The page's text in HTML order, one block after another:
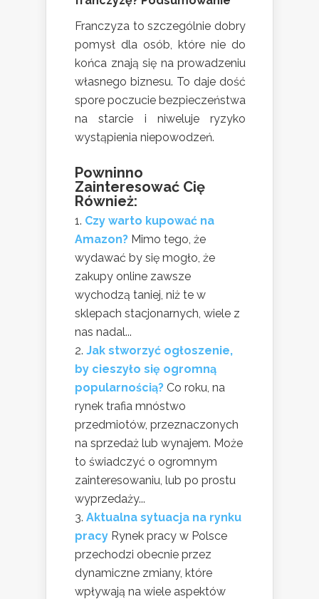
Franczyza to szczególnie dobry
pomysł dla osób, które nie do
końca znają się na prowadzeniu
własnego biznesu. To daje dość
spore poczucie bezpieczeństwa
na starcie i niweluje ryzyko
wystąpienia niepowodzeń.
Powninno
Zainteresować Cię
Również:
Czy warto kupować na
Amazon? Mimo tego, że
wydawać by się mogło, że
zakupy online zawsze
wychodzą taniej, niż te w
sklepach stacjonarnych, wiele z
nas nadal...
Jak stworzyć ogłoszenie,
by cieszyło się ogromną
popularnością? Co roku, na
rynek trafia mnóstwo
przedmiotów, przeznaczonych
na sprzedaż lub wynajem. Może
to świadczyć o ogromnym
zainteresowaniu, lub po prostu
wyprzedaży...
Aktualna sytuacja na rynku
pracy Rynek pracy w Polsce
przechodzi obecnie przez
dynamiczne zmiany, które
wpływają na wiele aspektów